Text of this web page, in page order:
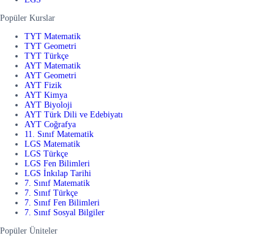
Popüler Kurslar
TYT Matematik
TYT Geometri
TYT Türkçe
AYT Matematik
AYT Geometri
AYT Fizik
AYT Kimya
AYT Biyoloji
AYT Türk Dili ve Edebiyatı
AYT Coğrafya
11. Sınıf Matematik
LGS Matematik
LGS Türkçe
LGS Fen Bilimleri
LGS İnkılap Tarihi
7. Sınıf Matematik
7. Sınıf Türkçe
7. Sınıf Fen Bilimleri
7. Sınıf Sosyal Bilgiler
Popüler Üniteler